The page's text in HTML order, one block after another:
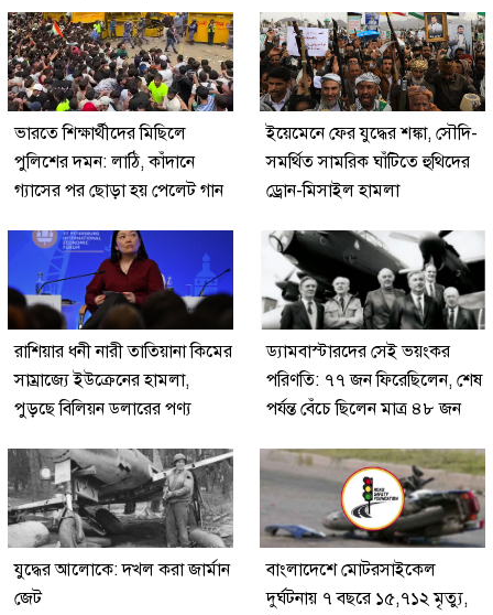
ভারতে শিক্ষার্থীদের মিছিলে
পুলিশের দমন: লাঠি, কাঁদানে
গ্যাসের পর ছোড়া হয় পেলেট গান
ইয়েমেনে ফের যুদ্ধের শঙ্কা, সৌদি-
সমর্থিত সামরিক ঘাঁটিতে হুথিদের
ড্রোন-মিসাইল হামলা
রাশিয়ার ধনী নারী তাতিয়ানা কিমের
সাম্রাজ্যে ইউক্রেনের হামলা,
পুড়ছে বিলিয়ন ডলারের পণ্য
ড্যামবাস্টারদের সেই ভয়ংকর
পরিণতি: ৭৭ জন ফিরেছিলেন, শেষ
পর্যন্ত বেঁচে ছিলেন মাত্র ৪৮ জন
যুদ্ধের আলোকে: দখল করা জার্মান
জেট
বাংলাদেশে মোটরসাইকেল
দুর্ঘটনায় ৭ বছরে ১৫,৭১২ মৃত্যু,